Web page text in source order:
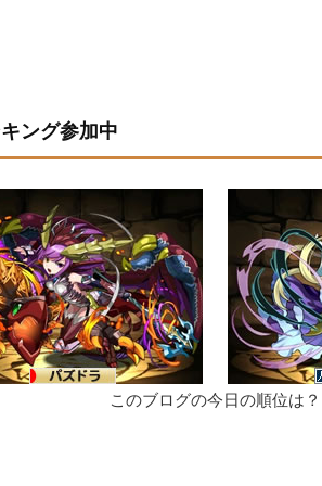
ング参加中
このブログの今日の順位は？